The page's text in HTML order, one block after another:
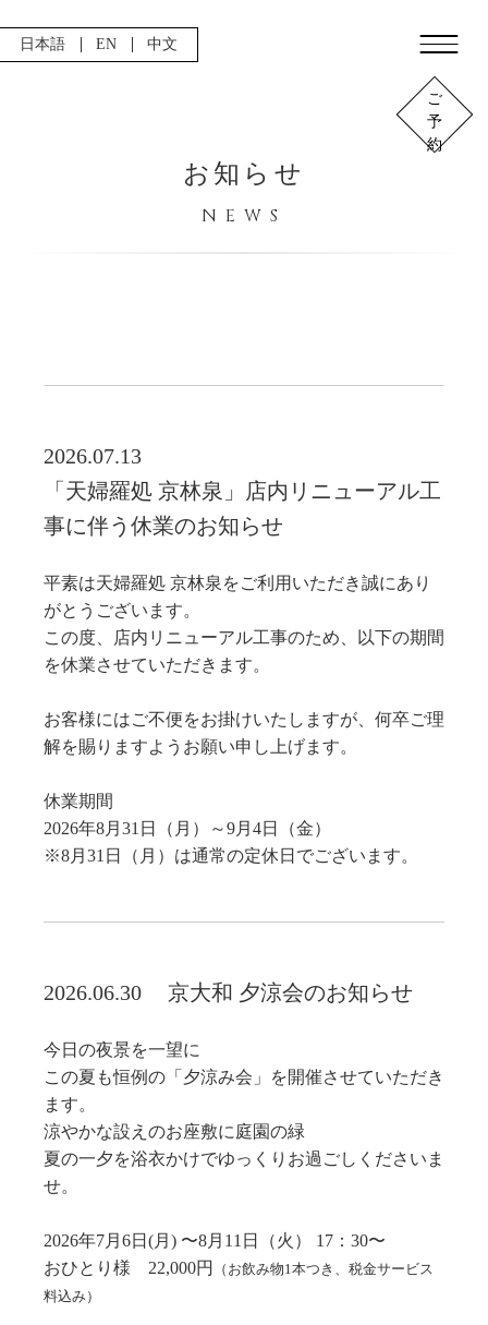
ご
予
約
日本語 EN 中文
お知らせ
NEWS
2026.07.13
「天婦羅処 京林泉」店内リニューアル工
事に伴う休業のお知らせ
平素は天婦羅処 京林泉をご利用いただき誠にあり
がとうございます。
この度、店内リニューアル工事のため、以下の期間
を休業させていただきます。
お客様にはご不便をお掛けいたしますが、何卒ご理
解を賜りますようお願い申し上げます。
休業期間
2026年8月31日（月）～9月4日（金）
※8月31日（月）は通常の定休日でございます。
2026.06.30 京大和 夕涼会のお知らせ
今日の夜景を一望に
この夏も恒例の「夕涼み会」を開催させていただき
ます。
涼やかな設えのお座敷に庭園の緑
夏の一夕を浴衣かけでゆっくりお過ごしくださいま
せ。
2026年7月6日(月) 〜8月11日（火） 17：30〜
おひとり様 22,000円
（お飲み物1本つき、税金サービス
料込み）